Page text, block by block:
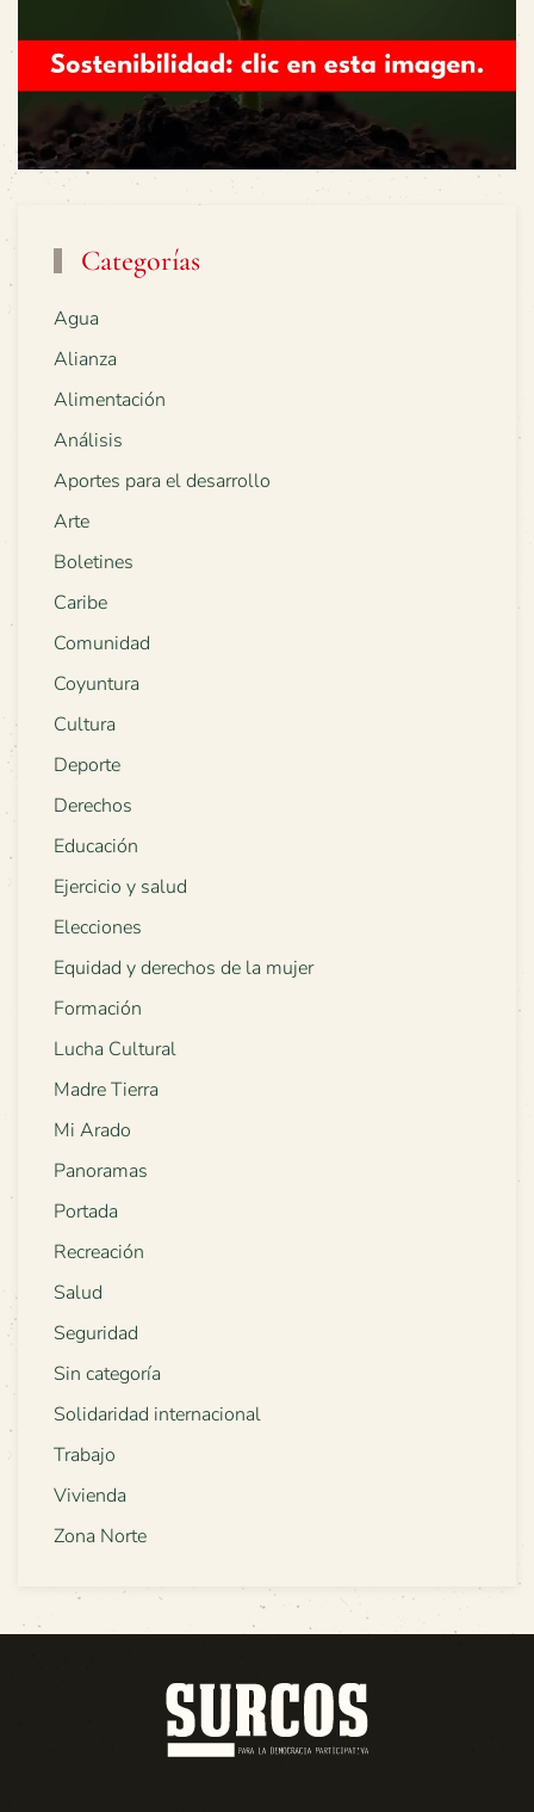
Categorías
Agua
Alianza
Alimentación
Análisis
Aportes para el desarrollo
Arte
Boletines
Caribe
Comunidad
Coyuntura
Cultura
Deporte
Derechos
Educación
Ejercicio y salud
Elecciones
Equidad y derechos de la mujer
Formación
Lucha Cultural
Madre Tierra
Mi Arado
Panoramas
Portada
Recreación
Salud
Seguridad
Sin categoría
Solidaridad internacional
Trabajo
Vivienda
Zona Norte